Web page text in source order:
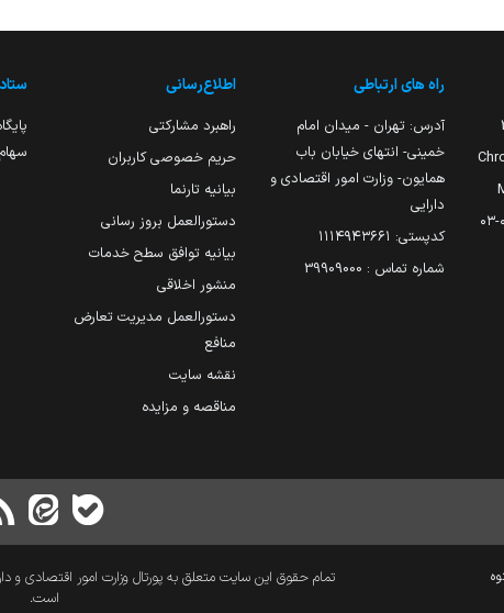
راه های ارتباطی
آدرس: تهران - میدان امام
خمینی- انتهای خیابان باب
همایون- وزارت امور اقتصادی و
دارایی
کدپستی: ۱۱۱۴۹۴۳۶۶۱
شماره تماس : 39909000
اطلاع‌رسانی
راهبرد مشارکتی
حریم خصوصی کاربران
بیانیه تارنما
دستورالعمل بروز رسانی
بیانیه توافق سطح خدمات
منشور اخلاقی
دستورالعمل مدیریت تعارض
منافع
نقشه سایت
مناقصه و مزایده
تمام حقوق این سایت متعلق به پورتال وزارت امور اقتصادی و
است.